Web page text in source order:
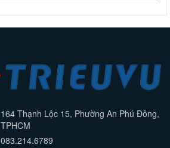
164 Thạnh Lộc 15, Phường An Phú Đông,
TPHCM
083.214.6789